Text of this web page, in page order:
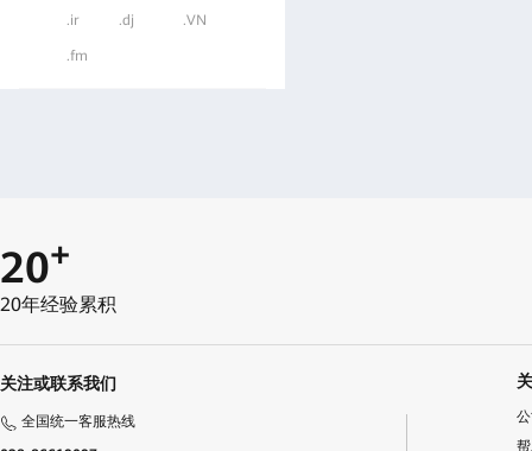
.ir .dj .VN
.fm
20+
20年经验累积
关注或联系我们
全国统一客服热线